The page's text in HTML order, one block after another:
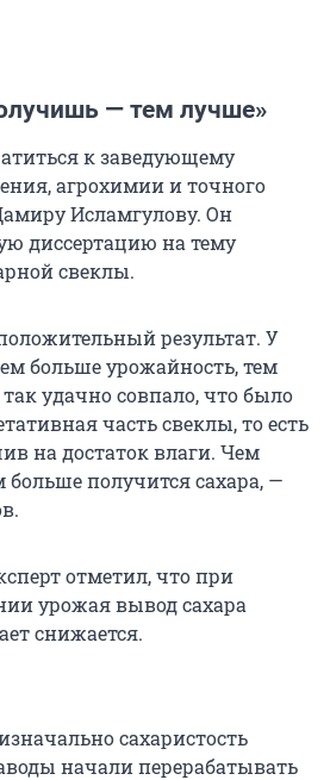
— тем лучше»
к заведующему
агрохимии и точного
Исламгулову. Он
диссертацию на тему
свеклы.
результат. У
больше урожайность, тем
удачно совпало, что было
часть свеклы, то есть
на достаток влаги. Чем
больше получится сахара, —
отметил, что при
урожая вывод сахара
снижается.
сахаристость
начали перерабатывать